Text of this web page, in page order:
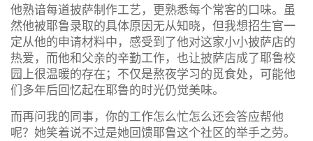
他熟谙每道披萨制作工艺，更熟悉每个常客的口味。虽
然他被耶鲁录取的具体原因无从知晓，但我想招生官一
定从他的申请材料中，感受到了他对这家小小披萨店的
热爱，而他和父亲的辛勤工作，也让披萨店成了耶鲁校
园上很温暖的存在；不仅是熬夜学习的觅食处，可能他
们多年后回忆起在耶鲁的时光仍觉美味。
而再问我的同事，你的工作怎么忙怎么还会答应帮他
呢？她笑着说不过是她回馈耶鲁这个社区的举手之劳。